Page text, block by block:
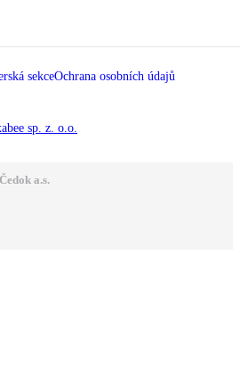
sekceOchrana osobních údajů
sp. z. o.o.
a.s.